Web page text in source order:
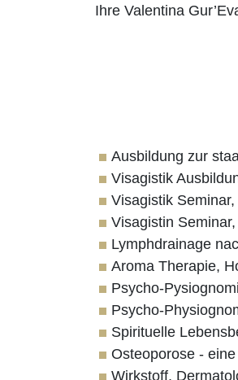
Ihre Valentina
Ausbildung zur
Visagistik
Visagistik
Visagistin
Lymphdrainage
Aroma Therapie,
Psycho-
Psycho-
Spirituelle
Osteoporose -
Wirkstoff,